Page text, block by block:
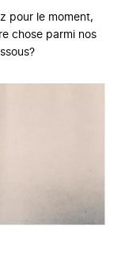
pour le moment,
chose parmi nos